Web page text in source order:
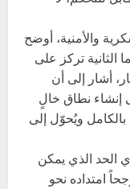
والأمنية، أوضح
الثانية تركز على
أشار إلى أن
إنشاء نطاق خالٍ
يُسوّى بالكامل ويُحوّل إلى
الحد الذي يمكن
امتداده نحو